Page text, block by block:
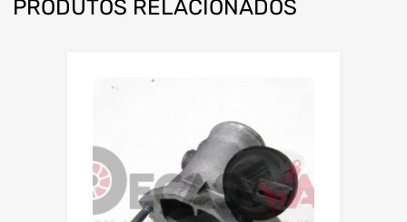
PRODUTOS RELACIONADOS